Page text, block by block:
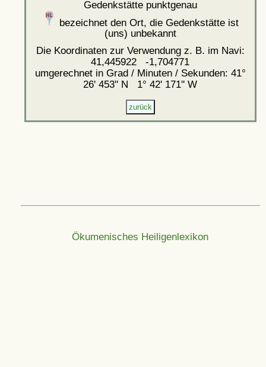
Gedenkstätte punktgenau
bezeichnet den Ort, die Gedenkstätte ist
(uns) unbekannt
Die Koordinaten zur Verwendung z. B. im Navi:
41,445922 -1,704771
umgerechnet in Grad / Minuten / Sekunden: 41°
26' 453'' N 1° 42' 171'' W
Ökumenisches Heiligenlexikon